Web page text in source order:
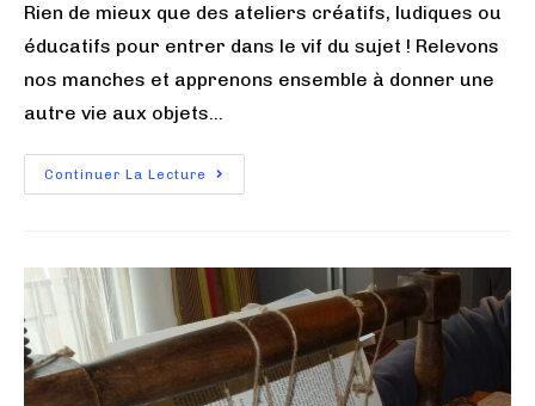
Rien de mieux que des ateliers créatifs, ludiques ou
éducatifs pour entrer dans le vif du sujet ! Relevons
nos manches et apprenons ensemble à donner une
autre vie aux objets…
Continuer La Lecture